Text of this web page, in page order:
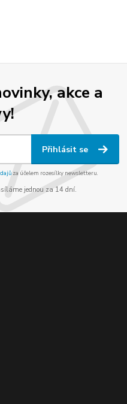
akce a
Přihlásit se
za účelem rozesílky newsletteru.
jednou za 14 dní.